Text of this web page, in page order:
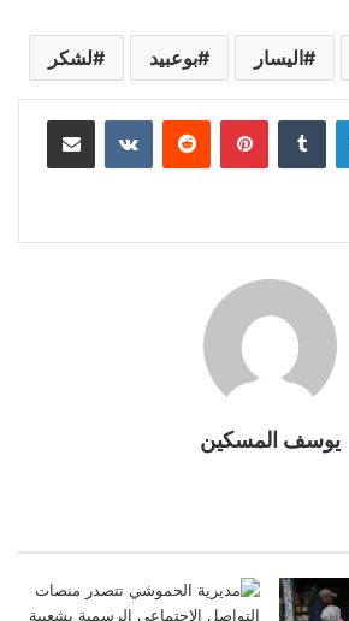
اليسار بوعبيد لشكر
لينكدإن بينتيريست مشاركة عبر البريد
يوسف المسكين